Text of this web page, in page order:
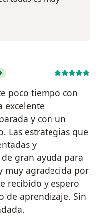
poco tiempo con
excelente
y con un
Las estrategias que
y
gran ayuda para
muy agradecida por
recibido y espero
de aprendizaje. Sin